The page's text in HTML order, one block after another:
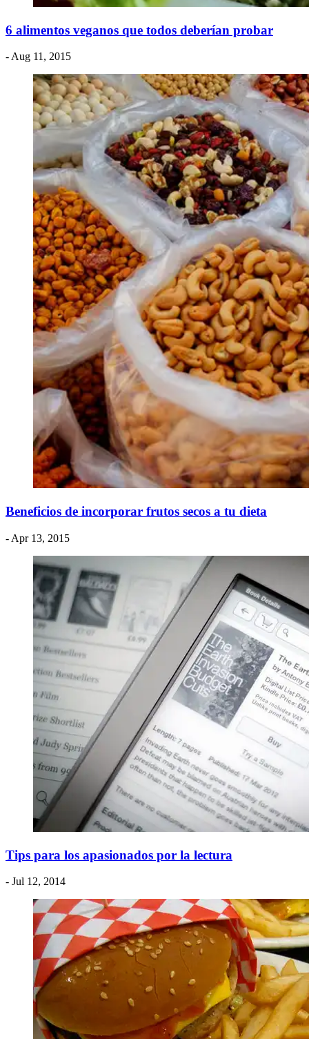
6 alimentos veganos que todos deberían probar
- Aug 11, 2015
Beneficios de incorporar frutos secos a tu dieta
- Apr 13, 2015
Tips para los apasionados por la lectura
- Jul 12, 2014